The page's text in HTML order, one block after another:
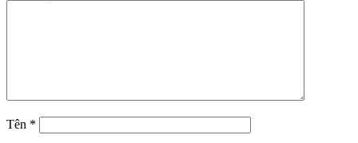
Tên *